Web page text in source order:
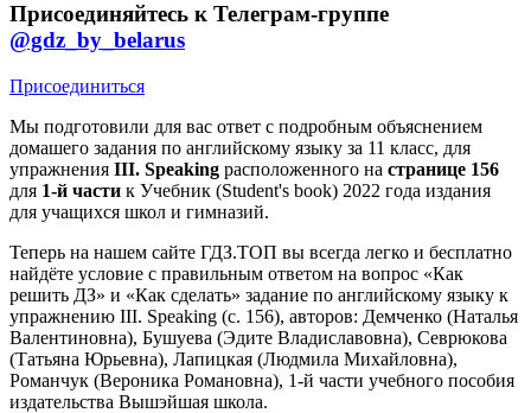
Присоединяйтесь к Телеграм-группе
@gdz_by_belarus
Присоединиться
Мы подготовили для вас ответ c подробным объяснением
домашего задания по английскому языку за 11 класс, для
упражнения III. Speaking расположенного на странице 156
для 1-й части к Учебник (Student's book) 2022 года издания
для учащихся школ и гимназий.
Теперь на нашем сайте ГДЗ.ТОП вы всегда легко и бесплатно
найдёте условие с правильным ответом на вопрос «Как
решить ДЗ» и «Как сделать» задание по английскому языку к
упражнению III. Speaking (с. 156), авторов: Демченко (Наталья
Валентиновна), Бушуева (Эдите Владиславовна), Севрюкова
(Татьяна Юрьевна), Лапицкая (Людмила Михайловна),
Романчук (Вероника Романовна), 1-й части учебного пособия
издательства Вышэйшая школа.